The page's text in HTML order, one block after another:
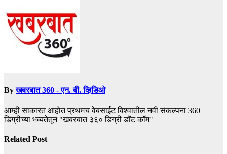
Byखबरबात 360 - एन. बी. व्हिडिओ
आम्ही साकारत आहोत प्रथमच वेबसाईट विश्वातील नवी संकल्पना 360
डिग्रीच्या भव्यतेतून "खबरबात ३६० डिग्री डॉट कॉम"
Related Post